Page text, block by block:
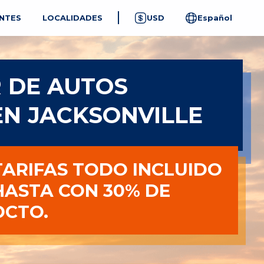
LOCALIDADES USD Español
AUTOS
JACKSONVILLE
TODO INCLUIDO
CON 30% DE